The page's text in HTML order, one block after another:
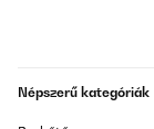
Népszerű kategóriák